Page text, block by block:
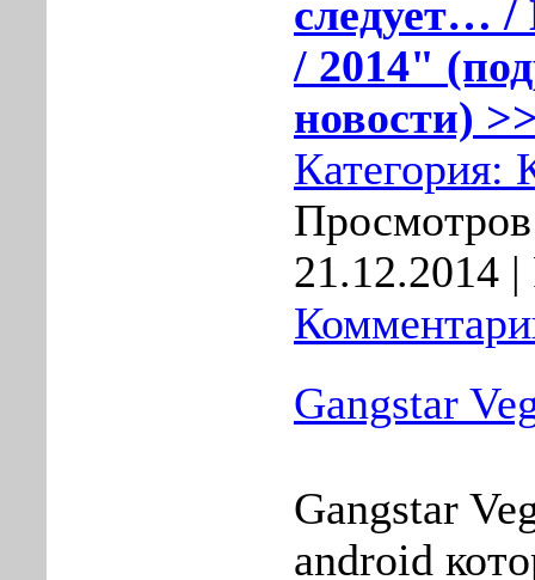
следует… /
/ 2014"
новости)
Категория:
21.12.2014 |
Gangstar
Gangstar
android